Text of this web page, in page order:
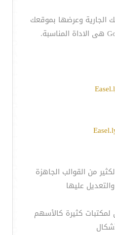
الجارية وعرضها بموقعك
من القوالب الجاهزة
عليها
لمكتبات كثيرة كالأسهم